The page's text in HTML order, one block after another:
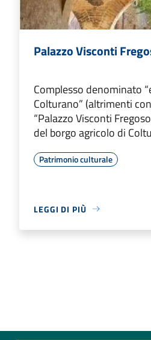
Palazzo Visconti
Complesso denominato
Colturano” (altrimenti
“Palazzo Visconti
del borgo agricolo di
Patrimonio culturale
LEGGI DI PIÙ